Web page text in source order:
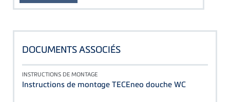
DOCUMENTS ASSOCIÉS
INSTRUCTIONS DE MONTAGE
Instructions de montage TECEneo douche WC